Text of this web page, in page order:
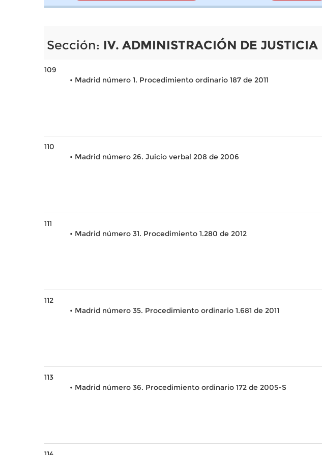
Sección: IV. ADMINISTRACIÓN DE JUSTICIA
109
• Madrid número 1. Procedimiento ordinario 187 de 2011
110
• Madrid número 26. Juicio verbal 208 de 2006
111
• Madrid número 31. Procedimiento 1.280 de 2012
112
• Madrid número 35. Procedimiento ordinario 1.681 de 2011
113
• Madrid número 36. Procedimiento ordinario 172 de 2005-S